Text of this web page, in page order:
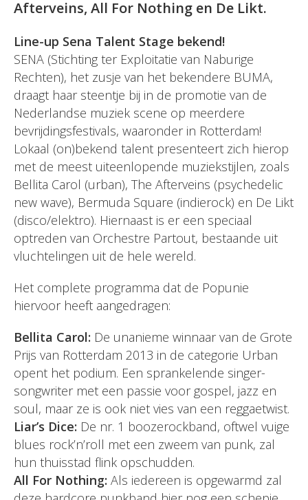
Afterveins, All For Nothing en De Likt.
Line-up Sena Talent Stage bekend!
SENA (Stichting ter Exploitatie van Naburige
Rechten), het zusje van het bekendere BUMA,
draagt haar steentje bij in de promotie van de
Nederlandse muziek scene op meerdere
bevrijdingsfestivals, waaronder in Rotterdam!
Lokaal (on)bekend talent presenteert zich hierop
met de meest uiteenlopende muziekstijlen, zoals
Bellita Carol (urban), The Afterveins (psychedelic
new wave), Bermuda Square (indierock) en De Likt
(disco/elektro). Hiernaast is er een speciaal
optreden van Orchestre Partout, bestaande uit
vluchtelingen uit de hele wereld.
Het complete programma dat de Popunie
hiervoor heeft aangedragen:
Bellita Carol: De unanieme winnaar van de Grote
Prijs van Rotterdam 2013 in de categorie Urban
opent het podium. Een sprankelende singer-
songwriter met een passie voor gospel, jazz en
soul, maar ze is ook niet vies van een reggaetwist.
Liar’s Dice: De nr. 1 boozerockband, oftwel vuige
blues rock’n’roll met een zweem van punk, zal
hun thuisstad flink opschudden.
All For Nothing: Als iedereen is opgewarmd zal